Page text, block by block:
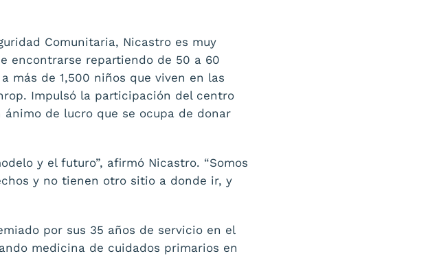
Comunitaria, Nicastro es muy
encontrarse repartiendo de 50 a 60
más de 1,500 niños que viven en las
Impulsó la participación del centro
ánimo de lucro que se ocupa de donar
y el futuro”, afirmó Nicastro. “Somos
y no tienen otro sitio a donde ir, y
por sus 35 años de servicio en el
medicina de cuidados primarios en